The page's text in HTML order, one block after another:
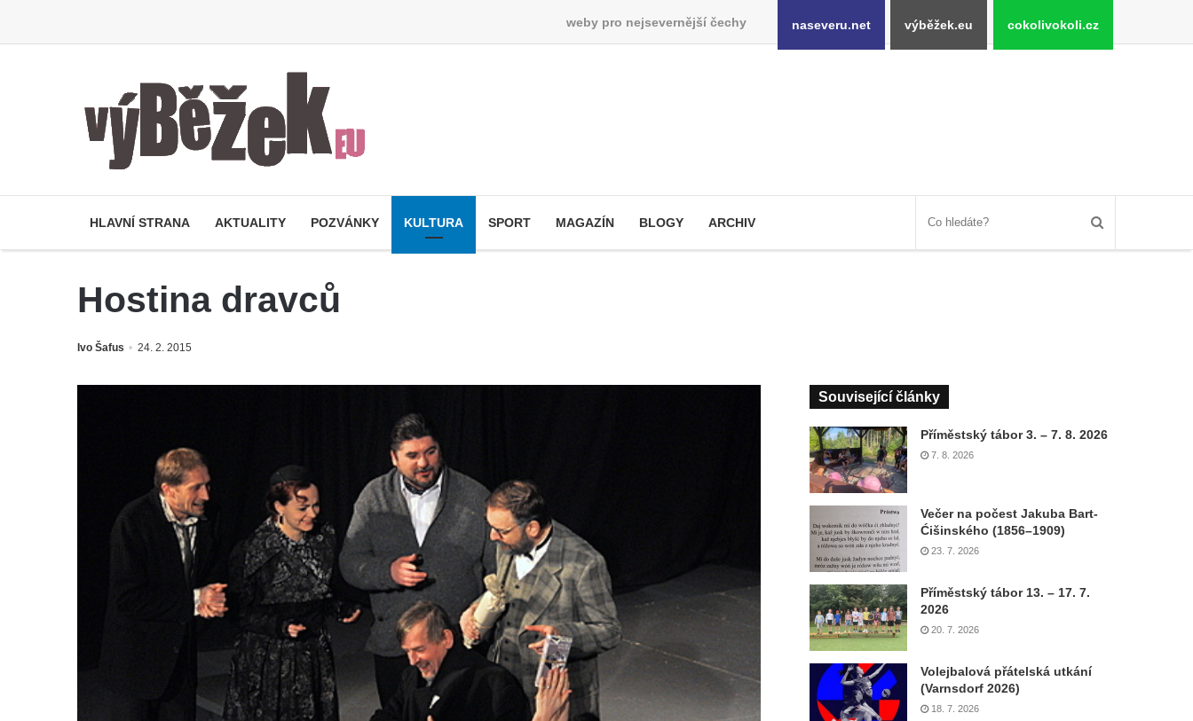
weby pro nejsevernější čechy naseveru.net výběžek.eu cokolivokoli.cz
HLAVNÍ STRANA AKTUALITY POZVÁNKY KULTURA SPORT MAGAZÍN BLOGY ARCHIV
Hostina dravců
Ivo Šafus 24. 2. 2015
Související články
Příměstský tábor 3. – 7. 8. 2026
7. 8. 2026
Večer na počest Jakuba Bart-
Ćišinského (1856–1909)
23. 7. 2026
Příměstský tábor 13. – 17. 7.
2026
20. 7. 2026
Volejbalová přátelská utkání
(Varnsdorf 2026)
18. 7. 2026